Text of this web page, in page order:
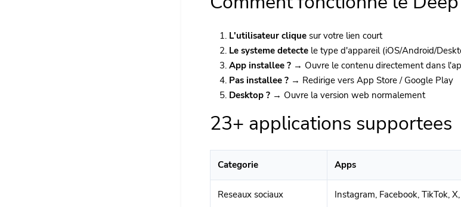
L'utilisateur clique sur votre lien court
Le systeme detecte le type d'appareil (iOS/Android/
App installee ? → Ouvre le contenu directement dans
Pas installee ? → Redirige vers App Store / Google Play
Desktop ? → Ouvre la version web normalement
23+ applications supportees
Categorie Apps
Reseaux sociaux Instagram, Facebook, TikTok,